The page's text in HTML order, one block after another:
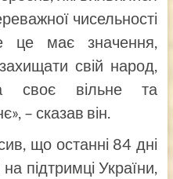
чисельності
це має значення,
свій народ,
своє вільне та
– сказав він.
що останні 84 дні
підтримці України,